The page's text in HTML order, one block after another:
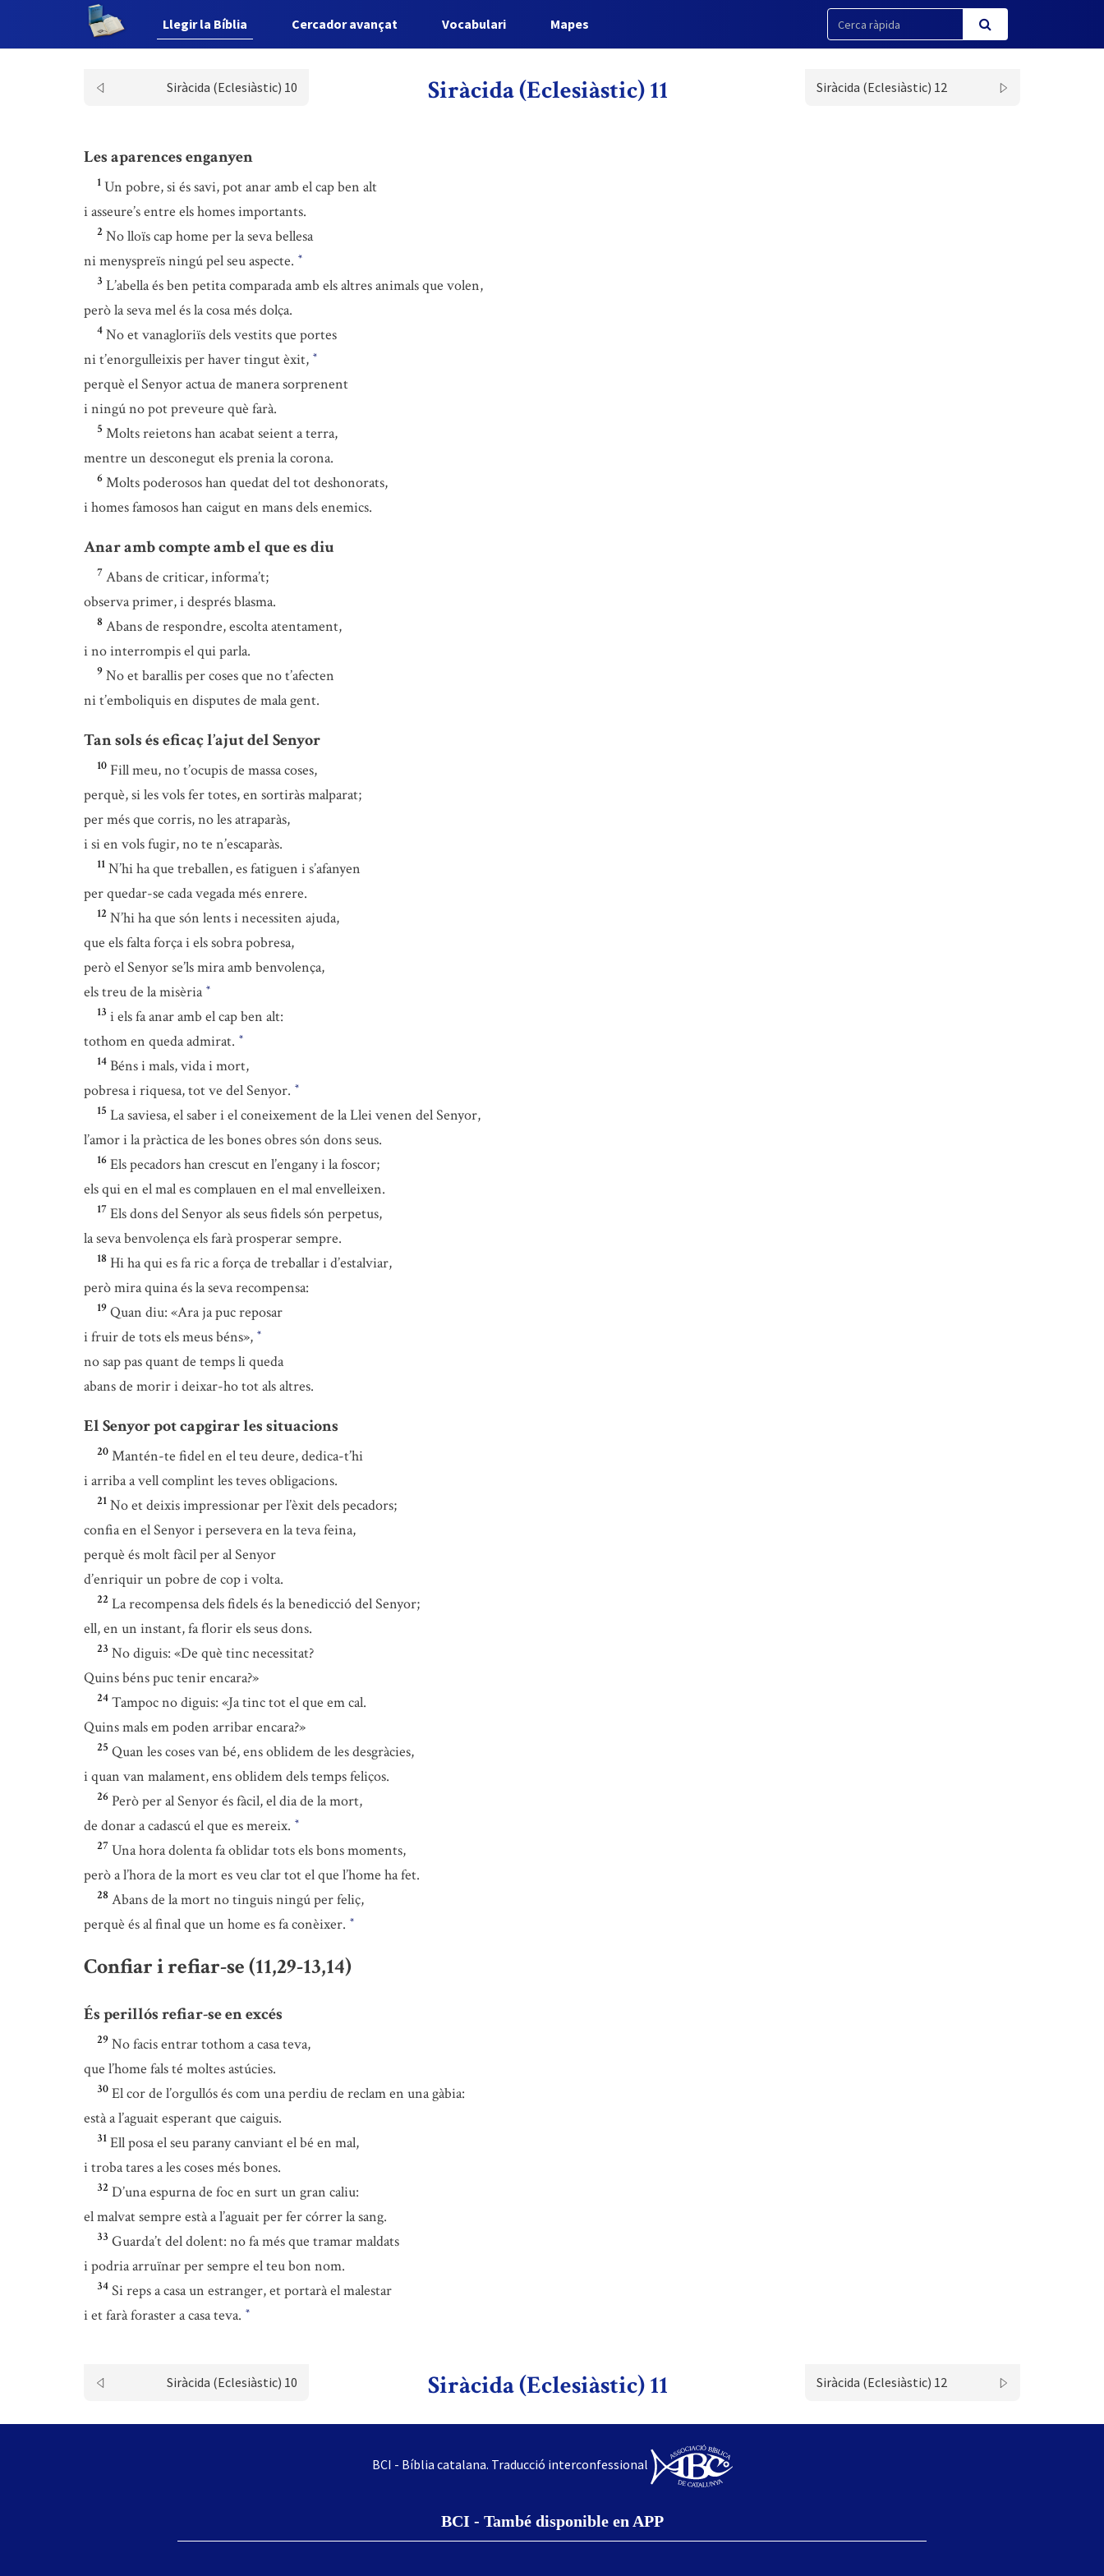
Llegir la Bíblia Cercador avançat Vocabulari Mapes
Siràcida (Eclesiàstic) 10 Siràcida (Eclesiàstic) 11 Siràcida (Eclesiàstic) 12
Les aparences enganyen
1 Un pobre, si és savi, pot anar amb el cap ben alt
i asseure’s entre els homes importants.
2 No lloïs cap home per la seva bellesa
ni menyspreïs ningú pel seu aspecte. *
3 L’abella és ben petita comparada amb els altres animals que volen,
però la seva mel és la cosa més dolça.
4 No et vanagloriïs dels vestits que portes
ni t’enorgulleixis per haver tingut èxit, *
perquè el Senyor actua de manera sorprenent
i ningú no pot preveure què farà.
5 Molts reietons han acabat seient a terra,
mentre un desconegut els prenia la corona.
6 Molts poderosos han quedat del tot deshonorats,
i homes famosos han caigut en mans dels enemics.
Anar amb compte amb el que es diu
7 Abans de criticar, informa’t;
observa primer, i després blasma.
8 Abans de respondre, escolta atentament,
i no interrompis el qui parla.
9 No et barallis per coses que no t’afecten
ni t’emboliquis en disputes de mala gent.
Tan sols és eficaç l’ajut del Senyor
10 Fill meu, no t’ocupis de massa coses,
perquè, si les vols fer totes, en sortiràs malparat;
per més que corris, no les atraparàs,
i si en vols fugir, no te n’escaparàs.
11 N’hi ha que treballen, es fatiguen i s’afanyen
per quedar-se cada vegada més enrere.
12 N’hi ha que són lents i necessiten ajuda,
que els falta força i els sobra pobresa,
però el Senyor se’ls mira amb benvolença,
els treu de la misèria *
13 i els fa anar amb el cap ben alt:
tothom en queda admirat. *
14 Béns i mals, vida i mort,
pobresa i riquesa, tot ve del Senyor. *
15 La saviesa, el saber i el coneixement de la Llei venen del Senyor,
l’amor i la pràctica de les bones obres són dons seus.
16 Els pecadors han crescut en l’engany i la foscor;
els qui en el mal es complauen en el mal envelleixen.
17 Els dons del Senyor als seus fidels són perpetus,
la seva benvolença els farà prosperar sempre.
18 Hi ha qui es fa ric a força de treballar i d’estalviar,
però mira quina és la seva recompensa:
19 Quan diu: «Ara ja puc reposar
i fruir de tots els meus béns», *
no sap pas quant de temps li queda
abans de morir i deixar-ho tot als altres.
El Senyor pot capgirar les situacions
20 Mantén-te fidel en el teu deure, dedica-t’hi
i arriba a vell complint les teves obligacions.
21 No et deixis impressionar per l’èxit dels pecadors;
confia en el Senyor i persevera en la teva feina,
perquè és molt fàcil per al Senyor
d’enriquir un pobre de cop i volta.
22 La recompensa dels fidels és la benedicció del Senyor;
ell, en un instant, fa florir els seus dons.
23 No diguis: «De què tinc necessitat?
Quins béns puc tenir encara?»
24 Tampoc no diguis: «Ja tinc tot el que em cal.
Quins mals em poden arribar encara?»
25 Quan les coses van bé, ens oblidem de les desgràcies,
i quan van malament, ens oblidem dels temps feliços.
26 Però per al Senyor és fàcil, el dia de la mort,
de donar a cadascú el que es mereix. *
27 Una hora dolenta fa oblidar tots els bons moments,
però a l’hora de la mort es veu clar tot el que l’home ha fet.
28 Abans de la mort no tinguis ningú per feliç,
perquè és al final que un home es fa conèixer. *
Confiar i refiar-se (11,29-13,14)
És perillós refiar-se en excés
29 No facis entrar tothom a casa teva,
que l’home fals té moltes astúcies.
30 El cor de l’orgullós és com una perdiu de reclam en una gàbia:
està a l’aguait esperant que caiguis.
31 Ell posa el seu parany canviant el bé en mal,
i troba tares a les coses més bones.
32 D’una espurna de foc en surt un gran caliu:
el malvat sempre està a l’aguait per fer córrer la sang.
33 Guarda’t del dolent: no fa més que tramar maldats
i podria arruïnar per sempre el teu bon nom.
34 Si reps a casa un estranger, et portarà el malestar
i et farà foraster a casa teva. *
Siràcida (Eclesiàstic) 10 Siràcida (Eclesiàstic) 11 Siràcida (Eclesiàstic) 12
BCI - Bíblia catalana. Traducció interconfessional
BCI - També disponible en APP